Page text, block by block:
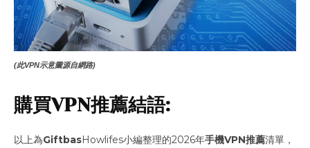
(此VPN示意圖源自網路)
購買VPN推薦結語:
以上為GiftbasHowlifes小編整理的2026年手機VPN推薦清單，